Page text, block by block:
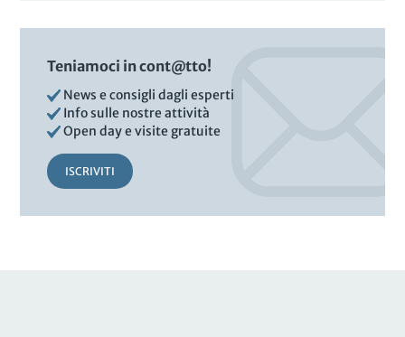
Teniamoci in cont@tto!
News e consigli dagli esperti
Info sulle nostre attività
Open day e visite gratuite
ISCRIVITI